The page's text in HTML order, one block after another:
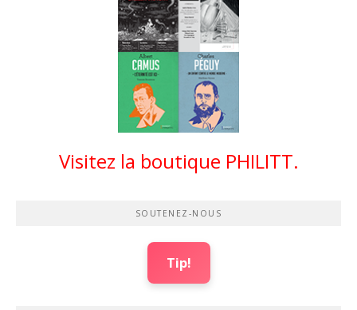
Visitez la boutique PHILITT.
SOUTENEZ-NOUS
Tip!